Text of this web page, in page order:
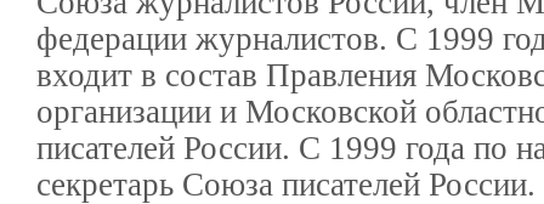
федерации журналистов. С 1999
входит в состав Правле­ния
организации и Мос­ковской
писателей России. С 1999 года по
сек­ретарь Союза писателей России.